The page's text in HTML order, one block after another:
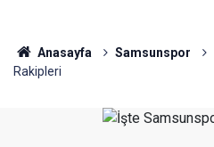
Anasayfa Samsunspor
Rakipleri